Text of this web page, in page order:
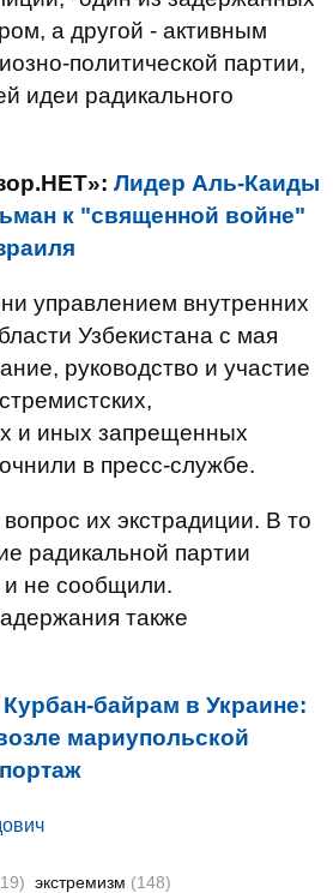
а другой - активным
политической партии,
идеи радикального
Лидер Аль-Каиды
к "священной войне"
управлением внутренних
Узбекистана с мая
руководство и участие
и иных запрещенных
в пресс-службе.
их экстрадиции. В то
радикальной партии
не сообщили.
также
Курбан-байрам в Украине:
мариупольской
экстремизм (148)